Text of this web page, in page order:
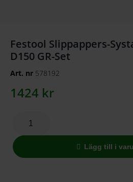
Festool Slippappers-
D150 GR-Set
Art. nr 578192
1424 kr
Lägg till i